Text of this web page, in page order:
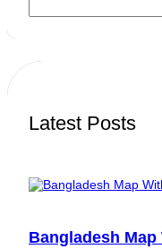
a
h
Latest Posts
Bangladesh